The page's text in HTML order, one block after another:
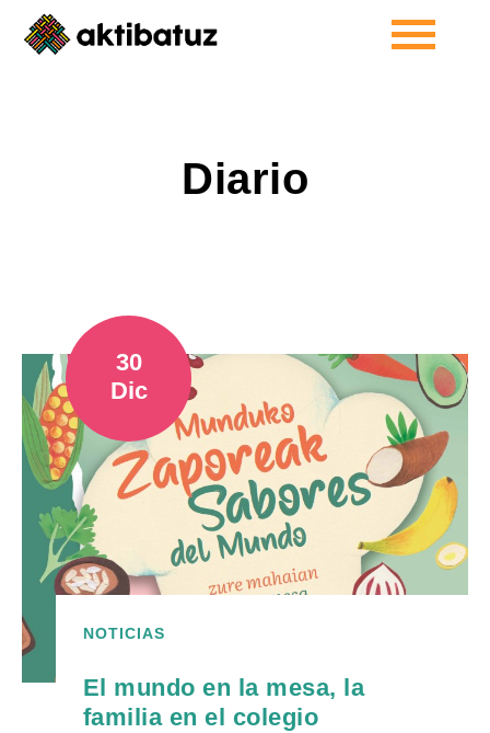
Diario
30
Dic
NOTICIAS
El mundo en la mesa, la
familia en el colegio